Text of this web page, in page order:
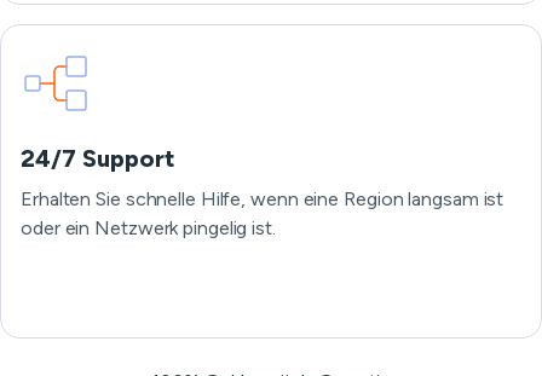
24/7 Support
Erhalten Sie schnelle Hilfe, wenn eine Region langsam ist
oder ein Netzwerk pingelig ist.